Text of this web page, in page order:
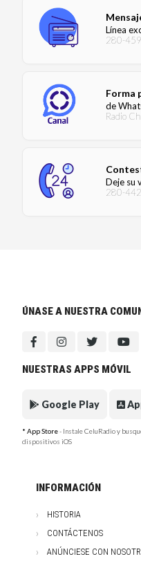
Línea
280-
Forma
de
Radio
Deje su
280-
ÚNASE A NUESTRA
NUESTRAS APPS MÓVIL
Google Play
* App Store- Instale CeluRadio y
dispositivos iOS
INFORMACIÓN
HISTORIA
CONTÁCTENOS
ANÚNCIESE CON